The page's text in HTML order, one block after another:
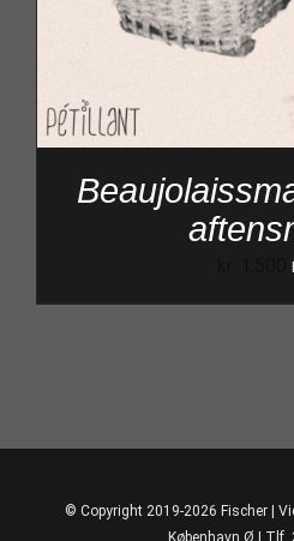
© Copyright 2019-2026 Fischer |
København Ø | Tlf.